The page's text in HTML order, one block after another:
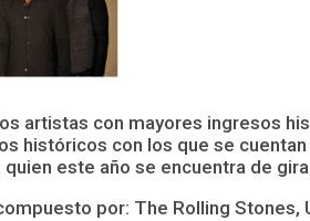
artistas con mayores ingresos
históricos con los que se
quien este año se encuentra de
por: The Rolling Stones,